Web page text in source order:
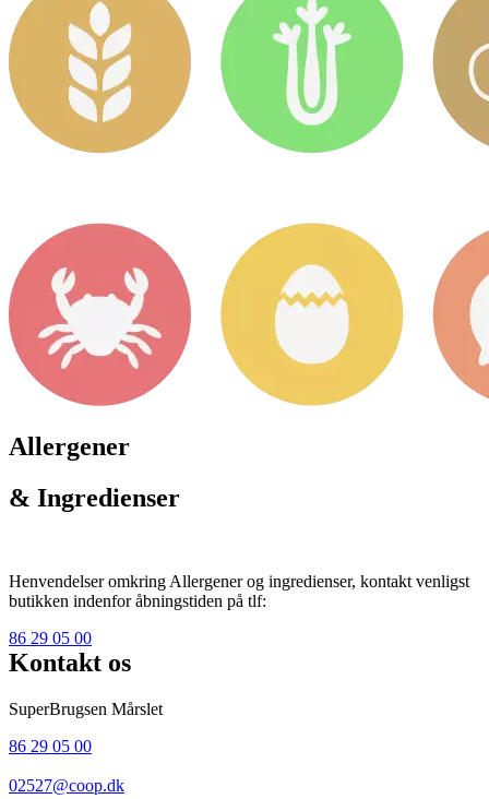
Allergener
& Ingredienser
Henvendelser omkring Allergener og ingredienser, kontakt venligst
butikken indenfor åbningstiden på tlf:
86 29 05 00
Kontakt os
SuperBrugsen Mårslet
86 29 05 00
02527@coop.dk